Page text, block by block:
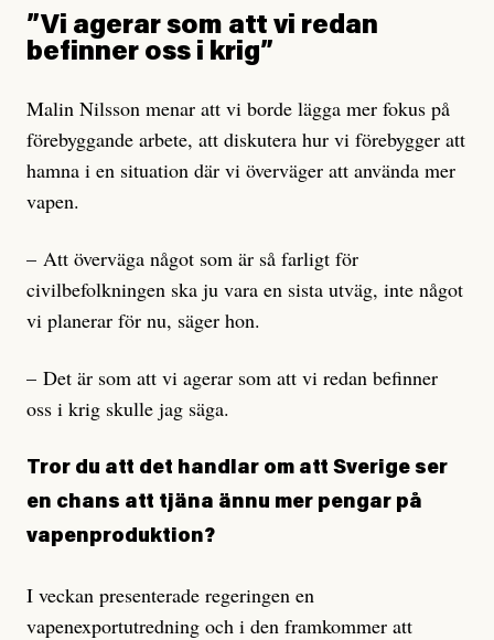
”Vi agerar som att vi redan
befinner oss i krig”
Malin Nilsson menar att vi borde lägga mer fokus på
förebyggande arbete, att diskutera hur vi förebygger att
hamna i en situation där vi överväger att använda mer
vapen.
– Att överväga något som är så farligt för
civilbefolkningen ska ju vara en sista utväg, inte något
vi planerar för nu, säger hon.
– Det är som att vi agerar som att vi redan befinner
oss i krig skulle jag säga.
Tror du att det handlar om att Sverige ser
en chans att tjäna ännu mer pengar på
vapenproduktion?
I veckan presenterade regeringen en
vapenexportutredning och i den framkommer att